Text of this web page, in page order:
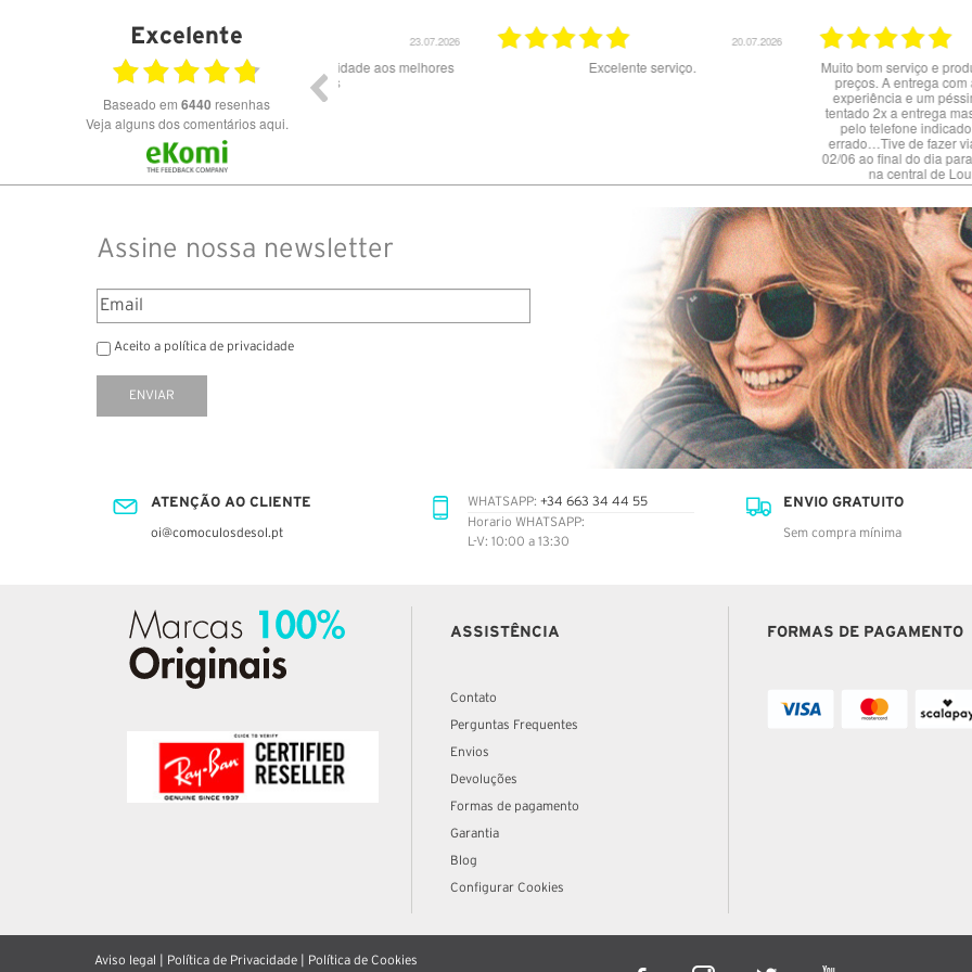
Excelente
Baseado em 6440 resenhas
Veja alguns dos comentários aqui.
Óculos de excelente qualidade aos melhores
preços
20.07.2026
Excelente serviço.
02.07.2026
Muito bom serviço e produtos. Site claro e ótimos
preços. A entrega com a NACEX foi uma má
experiência e um péssimo serviço : dizem ter
tentado 2x a entrega mas NÃO me contactaram
pelo telefone indicado porque dizem estar
errado…Tive de fazer viagem de 60 km no dia
02/06 ao final do dia para levantar a encomenda
na central de Loures da NACEX.
Assine nossa newsletter
Aceito a política de privacidade
ENVIAR
ATENÇÃO AO CLIENTE
oi@comoculosdesol.pt
WHATSAPP: +34 663 34 44 55
Horario WHATSAPP:
L-V: 10:00 a 13:30
ENVIO GRATUITO
Sem compra mínima
ASSISTÊNCIA
Contato
Perguntas Frequentes
Envios
Devoluções
Formas de pagamento
Garantia
Blog
Configurar Cookies
FORMAS DE PAGAMENTO
Aviso legal Política de Privacidade Política de Cookies